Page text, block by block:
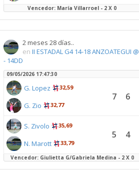
Vencedor: María Villarroel - 2 X 0
2 meses 28 días..
en II ESTADAL G4 14-18 ANZOATEGUI @
- 14DD
09/05/2026 17:47:30
G. Lopez 32,59
G. Zio 32,77
7 6
S. Zivolo 35,69
N. Marott 33,79
5 4
Vencedor: Giulietta G/Gabriela Medina - 2 X 0